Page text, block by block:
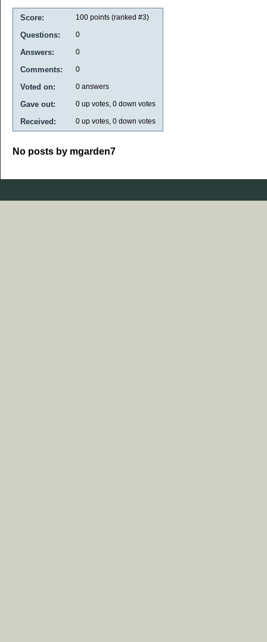
Score: 100 points (ranked #3)
Questions: 0
Answers: 0
Comments: 0
Voted on: 0 answers
Gave out: 0 up votes, 0 down votes
Received: 0 up votes, 0 down votes
No posts by mgarden7